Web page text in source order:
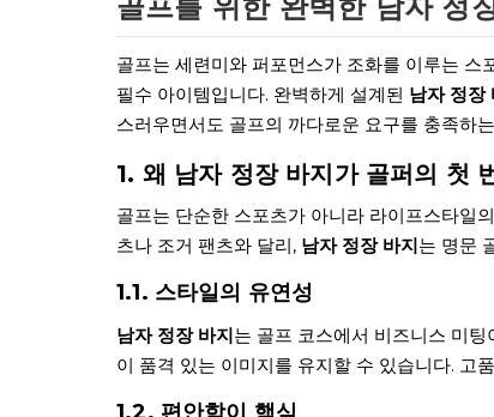
골프는 세련미와 퍼포먼스가 조화를 이루는 스
필수 아이템입니다. 완벽하게 설계된 남자 정장
스러우면서도 골프의 까다로운 요구를 충족하는
1. 왜 남자 정장 바지가 골퍼의 첫
골프는 단순한 스포츠가 아니라 라이프스타일
츠나 조거 팬츠와 달리, 남자 정장 바지는 명문
1.1. 스타일의 유연성
남자 정장 바지는 골프 코스에서 비즈니스 미
이 품격 있는 이미지를 유지할 수 있습니다. 고